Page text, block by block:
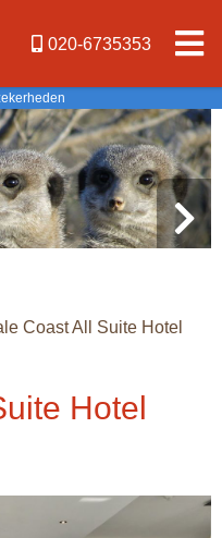
020-6735353
Coast All Suite Hotel
Hotel